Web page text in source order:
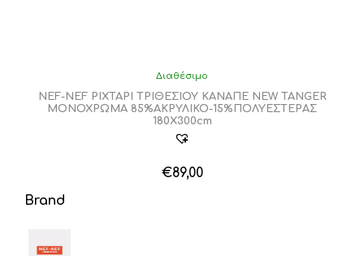
Διαθέσιμο
NEF-NEF ΡΙΧΤΑΡΙ ΤΡΙΘΕΣΙΟΥ ΚΑΝΑΠΕ NEW TANGER
ΜΟΝΟΧΡΩΜΑ 85%ΑΚΡΥΛΙΚΟ-15%ΠΟΛΥΕΣΤΕΡΑΣ
180X300cm
€89,00
Brand